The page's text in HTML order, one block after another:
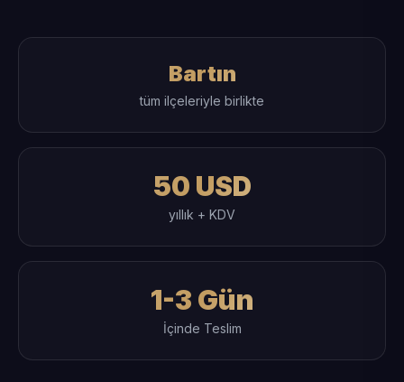
Bartın
tüm ilçeleriyle birlikte
50 USD
yıllık + KDV
1-3 Gün
İçinde Teslim